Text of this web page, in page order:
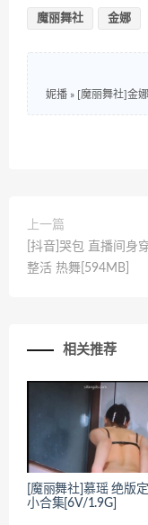
魔丽舞社 金娜
妮播 » [魔丽舞社]金
上一篇
[抖音]哭包 直播间身
整活 热舞[594MB]
相关推荐
[魔丽舞社]慕瑶 绝版
小合集[6V/1.9G]